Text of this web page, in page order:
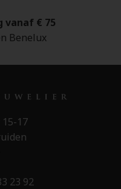
vanaf € 75
Benelux
17
23 92